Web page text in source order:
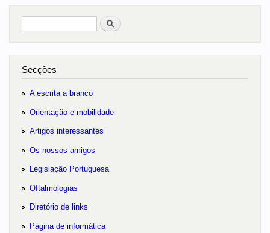
Pesquisar
Secções
A escrita a branco
Orientação e mobilidade
Artigos interessantes
Os nossos amigos
Legislação Portuguesa
Oftalmologias
Diretório de links
Página de informática